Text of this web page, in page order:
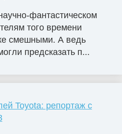
фантастическом
того времени
смешными. А ведь
предсказать п...
Toyota: репортаж с